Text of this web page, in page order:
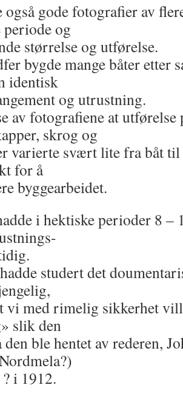
også gode fotografier av
og
størrelse og utførelse.
bygde mange båter etter
identisk
og utrustning.
av fotografiene at utførelse
skrog og
varierte svært lite fra båt
for å
byggearbeidet.
i hektiske perioder 8 –
studert det
vi med rimelig sikkerhet
slik den
ble hentet av rederen,
i 1912.